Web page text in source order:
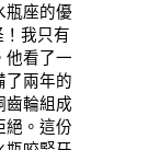
瓶座的優
我只有
他看了一
了兩年的
齒輪組成
絕。這份